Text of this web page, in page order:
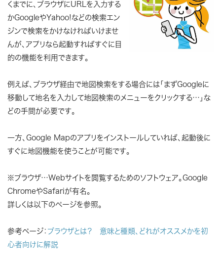
くまでに、ブラウザにURLを入力する
かGoogleやYahoo!などの検索エン
ジンで検索をかけなければいけませ
んが、アプリなら起動すればすぐに目
的の機能を利用できます。
例えば、ブラウザ経由で地図検索をする場合には「まずGoogleに
移動して地名を入力して地図検索のメニューをクリックする…」な
どの手間が必要です。
一方、Google Mapのアプリをインストールしていれば、起動後に
すぐに地図機能を使うことが可能です。
※ブラウザ…Webサイトを閲覧するためのソフトウェア。Google
ChromeやSafariが有名。
詳しくは以下のページを参照。
参考ページ： ブラウザとは？ 意味と種類、どれがオススメかを初
心者向けに解説